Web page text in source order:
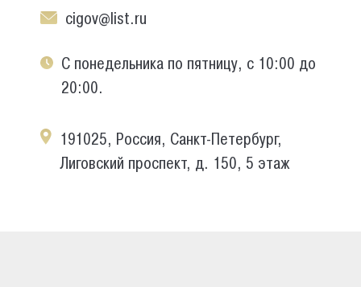
cigov@list.ru
С понедельника по пятницу, с 10:00 до
20:00.
191025, Россия, Санкт-Петербург,
Лиговский проспект, д. 150, 5 этаж